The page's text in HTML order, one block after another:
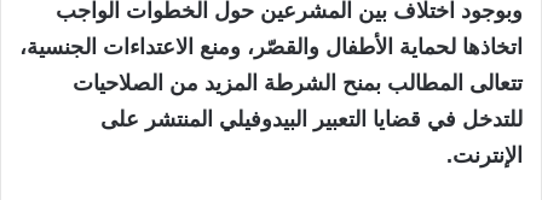
وبوجود اختلاف بين المشرعين حول الخطوات الواجب
اتخاذها لحماية الأطفال والقصّر، ومنع الاعتداءات الجنسية،
تتعالى المطالب بمنح الشرطة المزيد من الصلاحيات
للتدخل في قضايا التعبير البيدوفيلي المنتشر على
الإنترنت.